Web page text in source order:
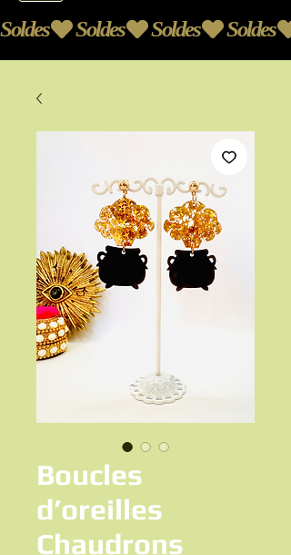
Soldes
Boucles
d’oreilles
Chaudrons